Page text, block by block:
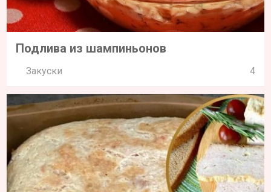
Подлива из шампиньонов
Закуски 4